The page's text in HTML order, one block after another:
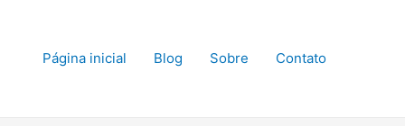
Página inicial Blog Sobre Contato